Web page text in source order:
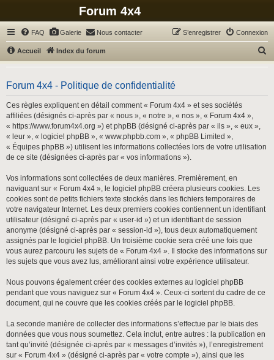
Forum 4x4
FAQ Galerie Nous contacter Connexion
S’enregistrer
Accueil Index du forum
h
Forum 4x4 - Politique de confidentialité
Ces règles expliquent en détail comment « Forum 4x4 » et ses sociétés
affiliées (désignés ci-après par « nous », « notre », « nos », « Forum 4x4 »,
« https://www.forum4x4.org ») et phpBB (désigné ci-après par « ils », « eux »,
« leur », « logiciel phpBB », « www.phpbb.com », « phpBB Limited »,
« Équipes phpBB ») utilisent les informations collectées lors de votre utilisation
de ce site (désignées ci-après par « vos informations »).
Vos informations sont collectées de deux manières. Premièrement, en
naviguant sur « Forum 4x4 », le logiciel phpBB créera plusieurs cookies. Les
cookies sont de petits fichiers texte stockés dans les fichiers temporaires de
votre navigateur Internet. Les deux premiers cookies contiennent un identifiant
utilisateur (désigné ci-après par « user-id ») et un identifiant de session
anonyme (désigné ci-après par « session-id »), tous deux automatiquement
assignés par le logiciel phpBB. Un troisième cookie sera créé une fois que
vous aurez parcouru les sujets de « Forum 4x4 ». Il stocke des informations sur
les sujets que vous avez lus, améliorant ainsi votre expérience utilisateur.
Nous pouvons également créer des cookies externes au logiciel phpBB
pendant que vous naviguez sur « Forum 4x4 ». Ceux-ci sortent du cadre de ce
document, qui ne couvre que les cookies créés par le logiciel phpBB.
La seconde manière de collecter des informations s’effectue par le biais des
données que vous nous soumettez. Cela inclut, entre autres : la publication en
tant qu’invité (désignée ci-après par « messages d’invités »), l’enregistrement
sur « Forum 4x4 » (désigné ci-après par « votre compte »), ainsi que les